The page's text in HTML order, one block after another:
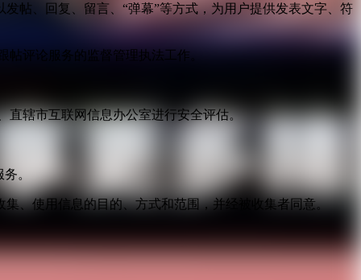
帖、回复、留言、“弹幕”等方式，为用户提供发表文字、符
评论服务的监督管理执法工作。
直辖市互联网信息办公室进行安全评估。
。
、使用信息的目的、方式和范围，并经被收集者同意。